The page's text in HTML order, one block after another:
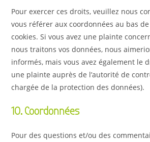
Pour exercer ces droits, veuillez nous
vous référer aux coordonnées au bas
cookies. Si vous avez une plainte
nous traitons vos données, nous
informés, mais vous avez également le
une plainte auprès de l’autorité de
chargée de la protection des données).
10. Coordonnées
Pour des questions et/ou des